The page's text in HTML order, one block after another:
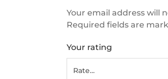
Your email address will
Required fields are
Your rating